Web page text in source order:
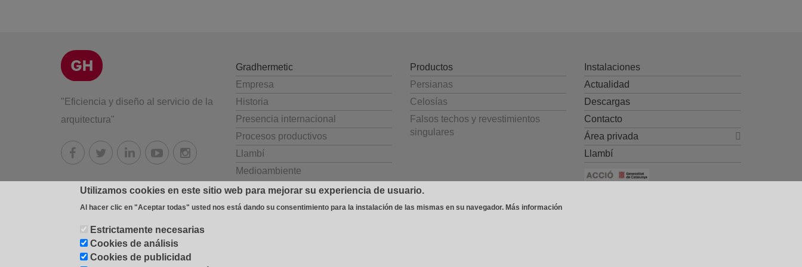
"Eficiencia y diseño al servicio de la
arquitectura"
Gradhermetic
Empresa
Historia
Presencia internacional
Procesos productivos
Llambí
Medioambiente
Productos
Persianas
Celosías
Falsos techos y revestimientos
singulares
Instalaciones
Actualidad
Descargas
Contacto
Área privada
Llambí
© 2026 Industrial Gradhermetic, S.A.E.
cookies -Cookies settings-
Utilizamos cookies en este sitio web para mejorar su experiencia de usuario.
Al hacer clic en "Aceptar todas" usted nos está dando su consentimiento para la instalación de las mismas en su navegador. Más información
Estrictamente necesarias
Cookies de análisis
Cookies de publicidad